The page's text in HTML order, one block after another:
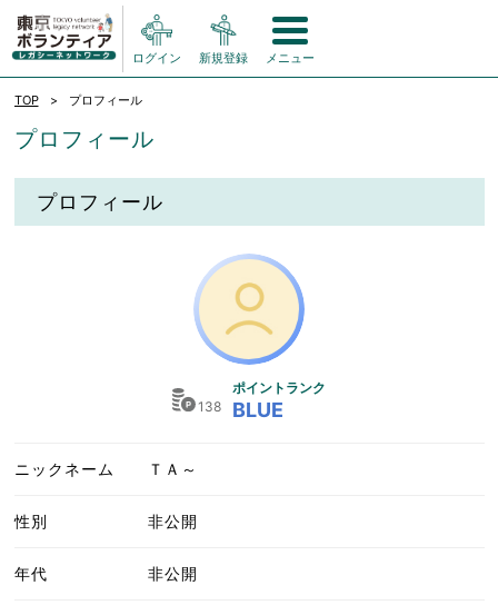
ログイン 新規登録 メニュー
TOP プロフィール
プロフィール
プロフィール
138
ポイントランク
BLUE
ニックネーム ＴＡ～
性別 非公開
年代 非公開